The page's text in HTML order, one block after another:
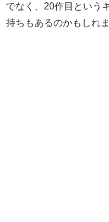
でなく、20作目という
持ちもあるのかもしれま